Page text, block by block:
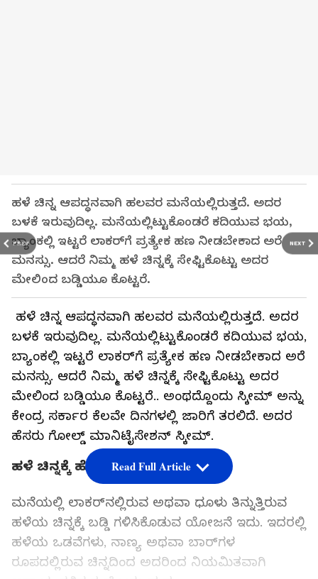
PREV NEXT
ಹಳೆ ಚಿನ್ನ ಆಪದ್ಧನವಾಗಿ ಹಲವರ ಮನೆಯಲ್ಲಿರುತ್ತದೆ. ಅದರ
ಬಳಕೆ ಇರುವುದಿಲ್ಲ. ಮನೆಯಲ್ಲಿಟ್ಟುಕೊಂಡರೆ ಕದಿಯುವ ಭಯ,
ಬ್ಯಾಂಕಲ್ಲಿ ಇಟ್ಟರೆ ಲಾಕರ್‌ಗೆ ಪ್ರತ್ಯೇಕ ಹಣ ನೀಡಬೇಕಾದ ಅರೆ
ಮನಸ್ಸು. ಆದರೆ ನಿಮ್ಮ ಹಳೆ ಚಿನ್ನಕ್ಕೆ ಸೇಫ್ಟಿಕೊಟ್ಟು ಅದರ
ಮೇಲಿಂದ ಬಡ್ಡಿಯೂ ಕೊಟ್ಟರೆ.
ಹಳೆ ಚಿನ್ನ ಆಪದ್ಧನವಾಗಿ ಹಲವರ ಮನೆಯಲ್ಲಿರುತ್ತದೆ. ಅದರ
ಬಳಕೆ ಇರುವುದಿಲ್ಲ. ಮನೆಯಲ್ಲಿಟ್ಟುಕೊಂಡರೆ ಕದಿಯುವ ಭಯ,
ಬ್ಯಾಂಕಲ್ಲಿ ಇಟ್ಟರೆ ಲಾಕರ್‌ಗೆ ಪ್ರತ್ಯೇಕ ಹಣ ನೀಡಬೇಕಾದ ಅರೆ
ಮನಸ್ಸು. ಆದರೆ ನಿಮ್ಮ ಹಳೆ ಚಿನ್ನಕ್ಕೆ ಸೇಫ್ಟಿಕೊಟ್ಟು ಅದರ
ಮೇಲಿಂದ ಬಡ್ಡಿಯೂ ಕೊಟ್ಟರೆ.. ಅಂಥದ್ದೊಂದು ಸ್ಕೀಮ್‌ ಅನ್ನು
ಕೇಂದ್ರ ಸರ್ಕಾರ ಕೆಲವೇ ದಿನಗಳಲ್ಲಿ ಜಾರಿಗೆ ತರಲಿದೆ. ಅದರ
ಹೆಸರು ಗೋಲ್ಡ್ ಮಾನಿಟೈಸೇಶನ್‌ ಸ್ಕೀಮ್‌.
ಹಳೆ ಚಿನ್ನಕ್ಕೆ ಹೊಳಪು
ಮನೆಯಲ್ಲಿ ಲಾಕರ್‌ನಲ್ಲಿರುವ ಅಥವಾ ಧೂಳು ತಿನ್ನುತ್ತಿರುವ
ಹಳೆಯ ಚಿನ್ನಕ್ಕೆ ಬಡ್ಡಿ ಗಳಿಸಿಕೊಡುವ ಯೋಜನೆ ಇದು. ಇದರಲ್ಲಿ
ಹಳೆಯ ಒಡವೆಗಳು, ನಾಣ್ಯ ಅಥವಾ ಬಾರ್‌ಗಳ
ರೂಪದಲ್ಲಿರುವ ಚಿನ್ನದಿಂದ ಅದರಿಂದ ನಿಯಮಿತವಾಗಿ
Read Full Article